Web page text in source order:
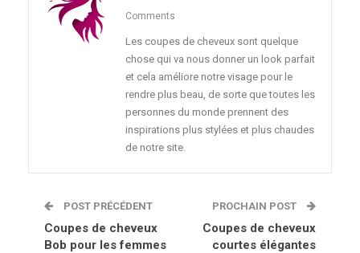
Comments
Les coupes de cheveux sont quelque
chose qui va nous donner un look parfait
et cela améliore notre visage pour le
rendre plus beau, de sorte que toutes les
personnes du monde prennent des
inspirations plus stylées et plus chaudes
de notre site.
POST PRÉCÉDENT
Coupes de cheveux
Bob pour les femmes
PROCHAIN POST
Coupes de cheveux
courtes élégantes